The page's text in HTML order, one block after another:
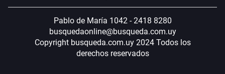
Pablo de María 1042 - 2418 8280
busquedaonline@busqueda.com.uy
Copyright busqueda.com.uy 2024 Todos los
derechos reservados